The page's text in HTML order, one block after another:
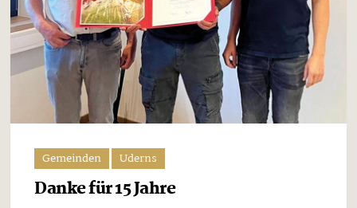
Gemeinden Uderns
Danke für 15 Jahre